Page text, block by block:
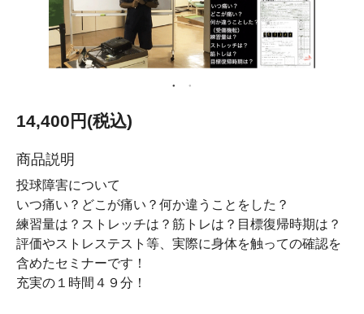
14,400円(税込)
商品説明
投球障害について
いつ痛い？どこが痛い？何か違うことをした？
練習量は？ストレッチは？筋トレは？目標復帰時期は？
評価やストレステスト等、実際に身体を触っての確認を
含めたセミナーです！
充実の１時間４９分！